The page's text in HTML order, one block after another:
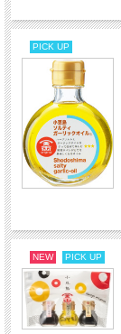
PICK UP
NEW PICK UP